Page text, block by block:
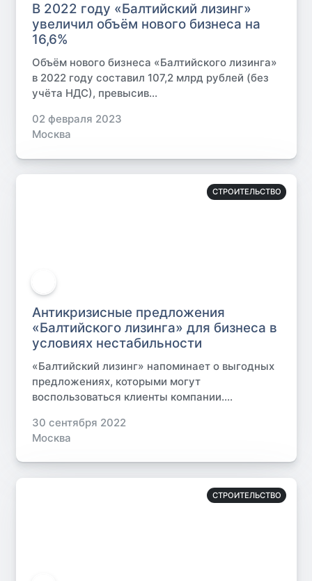
В 2022 году «Балтийский лизинг»
увеличил объём нового бизнеса на
16,6%
Объём нового бизнеса «Балтийского лизинга»
в 2022 году составил 107,2 млрд рублей (без
учёта НДС), превысив...
02 февраля 2023
Москва
СТРОИТЕЛЬСТВО
Антикризисные предложения
«Балтийского лизинга» для бизнеса в
условиях нестабильности
«Балтийский лизинг» напоминает о выгодных
предложениях, которыми могут
воспользоваться клиенты компании....
30 сентября 2022
Москва
СТРОИТЕЛЬСТВО